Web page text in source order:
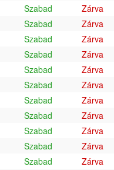
Szabad
Zárva
Szabad
Zárva
Szabad
Zárva
Szabad
Zárva
Szabad
Zárva
Szabad
Zárva
Szabad
Zárva
Szabad
Zárva
Szabad
Zárva
Szabad
Zárva
Szabad Zárva